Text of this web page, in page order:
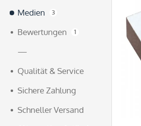
Medien
3
Bewertungen 1
—
Qualität & Service
Sichere Zahlung
Schneller Versand